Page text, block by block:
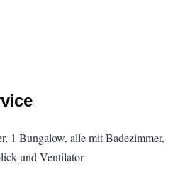
1 Bungalow, alle mit Badezimmer,
und Ventilator